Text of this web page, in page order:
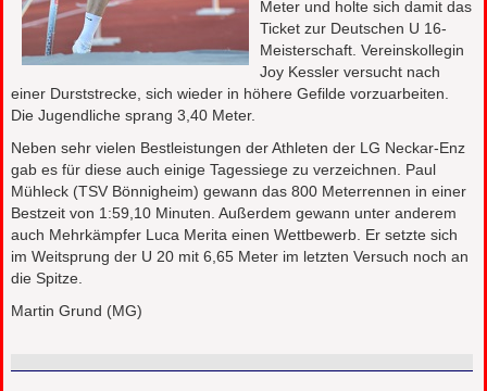
Meter und holte sich damit das
Ticket zur Deutschen U 16-
Meisterschaft. Vereinskollegin
Joy Kessler versucht nach
einer Durststrecke, sich wieder in höhere Gefilde vorzuarbeiten.
Die Jugendliche sprang 3,40 Meter.
Neben sehr vielen Bestleistungen der Athleten der LG Neckar-Enz
gab es für diese auch einige Tagessiege zu verzeichnen. Paul
Mühleck (TSV Bönnigheim) gewann das 800 Meterrennen in einer
Bestzeit von 1:59,10 Minuten. Außerdem gewann unter anderem
auch Mehrkämpfer Luca Merita einen Wettbewerb. Er setzte sich
im Weitsprung der U 20 mit 6,65 Meter im letzten Versuch noch an
die Spitze.
Martin Grund (MG)